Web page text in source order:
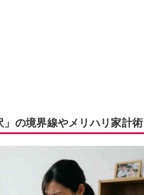
の境界線やメリハリ家計術